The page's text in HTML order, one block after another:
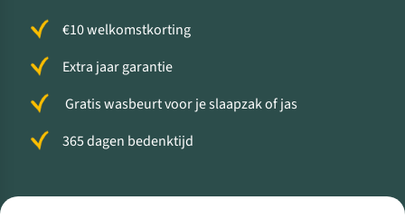
€10 welkomstkorting
Extra jaar garantie
Gratis wasbeurt voor je slaapzak of jas
365 dagen bedenktijd